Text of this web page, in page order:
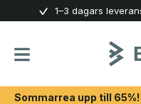
content
1–3 dagars
Sommarrea upp till 65%!